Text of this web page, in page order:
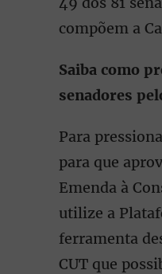
compõem a
Saiba como
senadores
Para
para que
Emenda à
utilize a
ferramenta
CUT que